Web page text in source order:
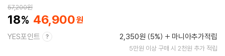
57,200원
18 46,900
YES포인트 2,350원 (5%) 마니아추가적립
5만원 이상 구매 시 2천원 추가 적립